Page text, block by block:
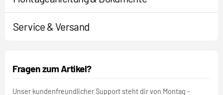
Service & Versand
Fragen zum Artikel?
Unser kundenfreundlicher Support steht dir von Montag -